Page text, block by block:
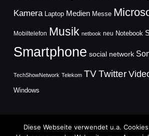
Kamera Laptop Medien Messe
Mobiltelefon Musik netbook neu Notebook
Smartphone social network
TechShowNetwork Telekom TVTwitter
Windows
Diese Webseite verwendet u.a.